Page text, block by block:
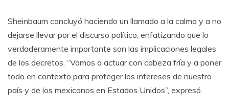
Sheinbaum concluyó haciendo un llamado a la calma y a no
dejarse llevar por el discurso político, enfatizando que lo
verdaderamente importante son las implicaciones legales
de los decretos. “Vamos a actuar con cabeza fría y a poner
todo en contexto para proteger los intereses de nuestro
país y de los mexicanos en Estados Unidos”, expresó.